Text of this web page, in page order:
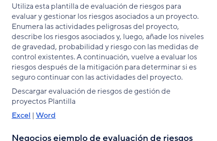
Utiliza esta plantilla de evaluación de riesgos para
evaluar y gestionar los riesgos asociados a un proyecto.
Enumera las actividades peligrosas del proyecto,
describe los riesgos asociados y, luego, añade los niveles
de gravedad, probabilidad y riesgo con las medidas de
control existentes. A continuación, vuelve a evaluar los
riesgos después de la mitigación para determinar si es
seguro continuar con las actividades del proyecto.
Descargar evaluación de riesgos de gestión de
proyectos Plantilla
Excel | Word
Negocios ejemplo de evaluación de riesgos